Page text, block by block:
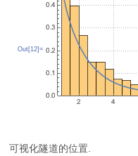
Out[12]=
可视化隧道的位置.